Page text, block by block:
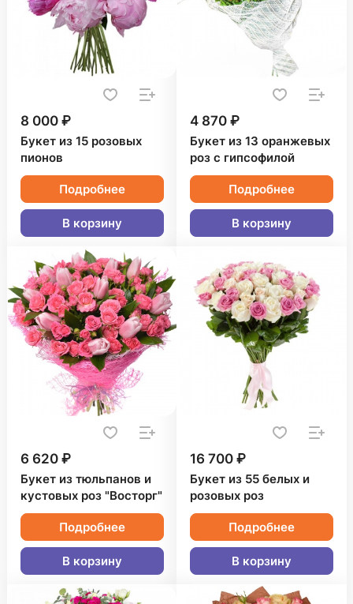
8 000 ₽
Букет из 15 розовых
пионов
Подробнее
В корзину
4 870 ₽
Букет из 13 оранжевых
роз с гипсофилой
Подробнее
В корзину
6 620 ₽
Букет из тюльпанов и
кустовых роз "Восторг"
Подробнее
В корзину
16 700 ₽
Букет из 55 белых и
розовых роз
Подробнее
В корзину